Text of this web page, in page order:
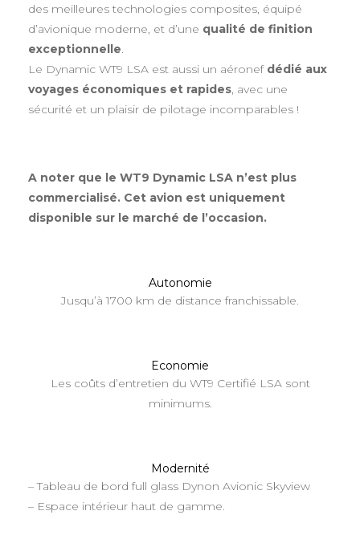
des meilleures technologies composites, équipé
d’avionique moderne, et d’une qualité de finition
exceptionnelle
Le Dynamic WT9 LSA est aussi un aéronef dédié aux
voyages économiques et rapides , avec une
sécurité et un plaisir de pilotage incomparables !
A noter que le WT9 Dynamic LSA n’est plus
commercialisé. Cet avion est uniquement
disponible sur le marché de l’occasion.
Autonomie
Jusqu’à 1700 km de distance franchissable.
Economie
Les coûts d’entretien du WT9 Certifié LSA sont
minimums.
Modernité
– Tableau de bord full glass Dynon Avionic Skyview
– Espace intérieur haut de gamme.